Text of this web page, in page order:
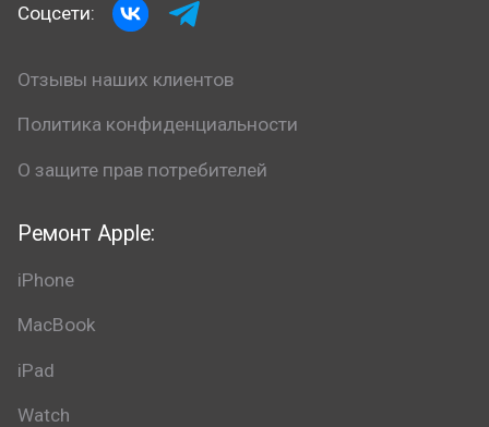
Ремонт Apple:
iPhone
MacBook
iPad
Watch
Соцсети:
Отзывы наших клиентов
Политика конфиденциальности
О защите прав потребителей